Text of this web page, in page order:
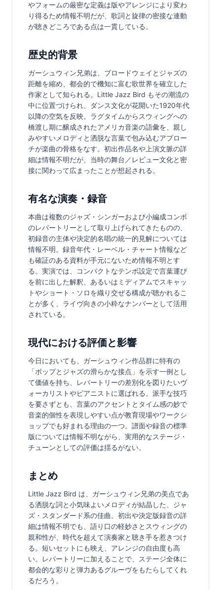
やフォームの厳密な定義は版やアレンジにより変わ
り得るため情報不明だが、歌詞と旋律の密接な連動
が聴きどころである点は一貫している。
歴史的背景
ガーシュウィン兄弟は、ブロードウェイとジャズの
距離を縮め、都会的で機知に富む歌世界を確立した
作家として知られる。Little Jazz Bird もその潮流の
中に位置づけられ、ダンス文化が花開いた1920年代
以降の空気を反映。ラグタイムからスウィングへの
橋渡し期に醸成されたアメリカ音楽の語彙を、親し
みやすいメロディと洒脱な言葉で包み込むアプロー
チが楽曲の骨格をなす。初出作品名や上演文脈の詳
細は情報不明だが、当時の舞台／レビュー文化と密
接に関わって広まったことが想起される。
有名な演奏・録音
本曲は複数のジャズ・シンガーおよび小編成コンボ
のレパートリーとして取り上げられてきたものの、
初録音の主体や決定的名唱の統一的見解については
情報不明。録音年代・レーベル・チャート情報など
も確証のある資料が手元にないため情報不明とす
る。実演では、コンパクトなテンポ設定で言葉運び
を前に出した解釈、あるいはミディアムでスキャッ
トやショート・ソロを織り交ぜる構成が聴かれるこ
とが多く、ライヴ向きの小粋なナンバーとして活用
されている。
現代における評価と影響
今日においても、ガーシュウィン作品群に特有の
「ポップとジャズの滑らかな接点」を示す一例とし
て価値を持ち、レパートリーの差別化を図りたいヴ
ォーカリストやピアニストに選ばれる。派手な技巧
を要さずとも、言葉のアクセントとタイム感の妙で
音楽的個性を表現しやすい点が教育現場やワークシ
ョップでも好まれる理由の一つ。譜面や録音の標準
版については情報不明ながら、実用的なステージ・
チューンとしての評価は揺るがない。
まとめ
Little Jazz Bird は、ガーシュウィン兄弟の美点であ
る洒脱な詞と小気味よいメロディが結晶した、ジャ
ズ・スタンダード系の佳曲。初出や決定版録音の詳
細は情報不明でも、語り口の軽妙さとスウィングの
親和性が、時代を超えて演奏家と聴き手を惹きつけ
る。短いセットにも映え、アレンジの自由度も高
い。レパートリーに加えることで、ステージ全体に
都会的な彩りと弾力あるグルーヴをもたらしてくれ
るだろう。